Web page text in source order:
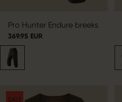
Pro Hunter Endure breeks
369.95 EUR
SALE